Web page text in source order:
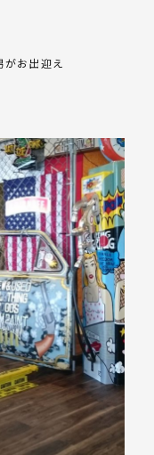
お出迎え